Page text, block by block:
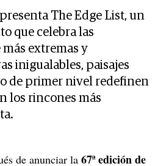
The Edge List, un
que celebra las
extremas y
inigualables, paisajes
de primer nivel redefinen
los rincones más
de anunciar la 67ª edición de